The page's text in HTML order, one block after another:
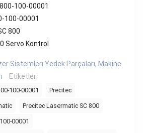
100-00001
100-00001
800
Servo Kontrol
Sistemleri Yedek Parçaları, Makine
Etiketler:
100-00001 Precitec
Precitec Lasermatic SC 800
00001